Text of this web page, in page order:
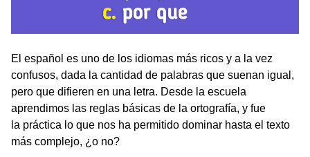
El español es uno de los idiomas más ricos y a la vez
confusos, dada la cantidad de palabras que suenan igual,
pero que difieren en una letra. Desde la escuela
aprendimos las reglas básicas de la ortografía, y fue
la práctica lo que nos ha permitido dominar hasta el texto
más complejo, ¿o no?